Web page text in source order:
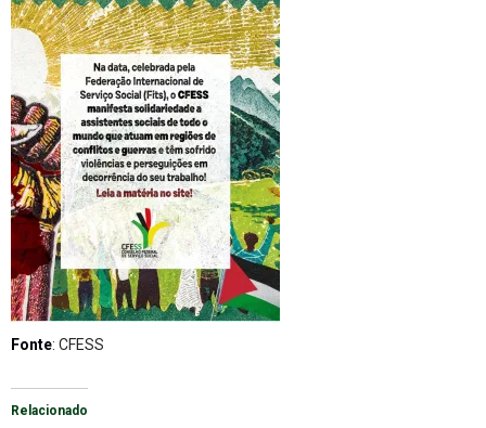
Fonte: CFESS
Relacionado